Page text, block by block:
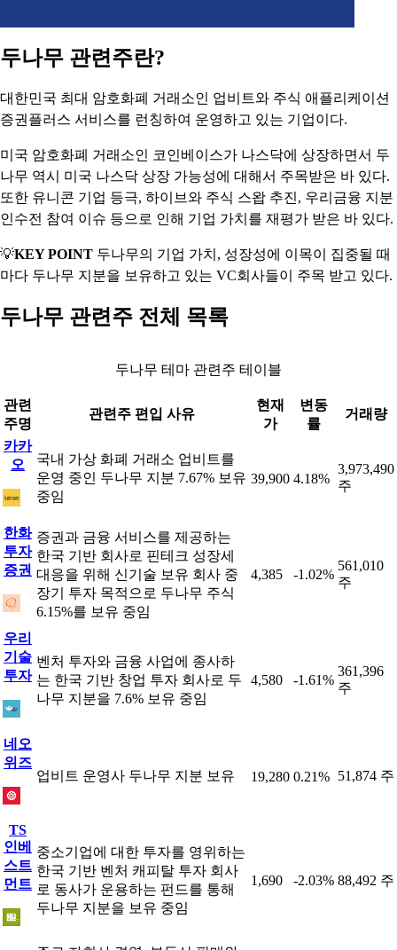
두나무 관련주란?
대한민국 최대 암호화폐 거래소인 업비트와 주식 애플리케이션
증권플러스 서비스를 런칭하여 운영하고 있는 기업이다.
미국 암호화폐 거래소인 코인베이스가 나스닥에 상장하면서 두
나무 역시 미국 나스닥 상장 가능성에 대해서 주목받은 바 있다.
또한 유니콘 기업 등극, 하이브와 주식 스왑 추진, 우리금융 지분
인수전 참여 이슈 등으로 인해 기업 가치를 재평가 받은 바 있다.
💡KEY POINT 두나무의 기업 가치, 성장성에 이목이 집중될 때
마다 두나무 지분을 보유하고 있는 VC회사들이 주목 받고 있다.
두나무 관련주 전체 목록
두나무 테마 관련주 테이블
관련
주명
관련주 편입 사유
현재
가
변동
률
거래량
카카
오
국내 가상 화폐 거래소 업비트를
운영 중인 두나무 지분 7.67% 보유
중임
39,900 4.18%
3,973,490
주
한화
투자
증권
증권과 금융 서비스를 제공하는
한국 기반 회사로 핀테크 성장세
대응을 위해 신기술 보유 회사 중
장기 투자 목적으로 두나무 주식
6.15%를 보유 중임
4,385 -1.02%
561,010
주
우리
기술
투자
벤처 투자와 금융 사업에 종사하
는 한국 기반 창업 투자 회사로 두
나무 지분을 7.6% 보유 중임
4,580 -1.61%
361,396
주
네오
위즈
업비트 운영사 두나무 지분 보유
19,280 0.21% 51,874 주
TS
인베
스트
먼트
중소기업에 대한 투자를 영위하는
한국 기반 벤처 캐피탈 투자 회사
로 동사가 운용하는 펀드를 통해
두나무 지분을 보유 중임
1,690 -2.03% 88,492 주